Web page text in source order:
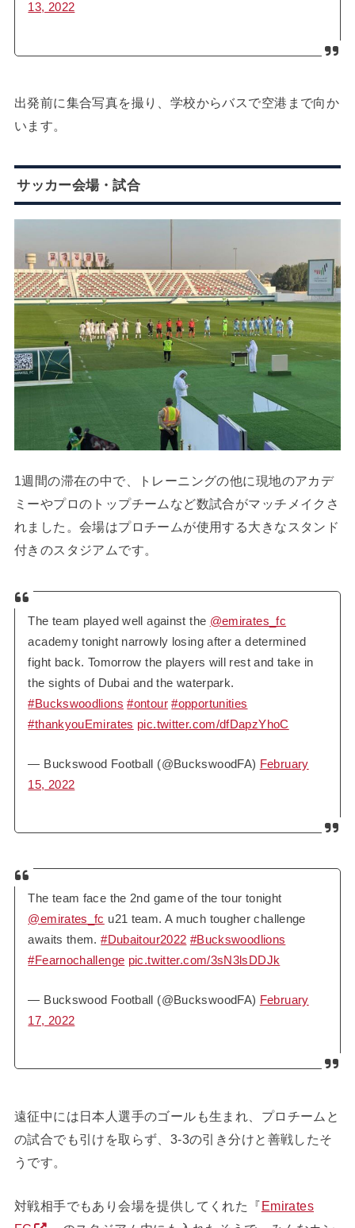
13, 2022
出発前に集合写真を撮り、学校からバスで空港まで向か
います。
サッカー会場・試合
1週間の滞在の中で、トレーニングの他に現地のアカデ
ミーやプロのトップチームなど数試合がマッチメイクさ
れました。会場はプロチームが使用する大きなスタンド
付きのスタジアムです。
The team played well against the @emirates_fc
academy tonight narrowly losing after a determined
fight back. Tomorrow the players will rest and take in
the sights of Dubai and the waterpark.
#Buckswoodlions #ontour #opportunities
#thankyouEmirates pic.twitter.com/dfDapzYhoC
— Buckswood Football (@BuckswoodFA) February
15, 2022
The team face the 2nd game of the tour tonight
@emirates_fc u21 team. A much tougher challenge
awaits them.#Dubaitour2022 #Buckswoodlions
#Fearnochallenge pic.twitter.com/3sN3lsDDJk
— Buckswood Football (@BuckswoodFA) February
17, 2022
遠征中には日本人選手のゴールも生まれ、プロチームと
の試合でも引けを取らず、3-3の引き分けと善戦したそ
うです。
対戦相手でもあり会場を提供してくれた『Emirates